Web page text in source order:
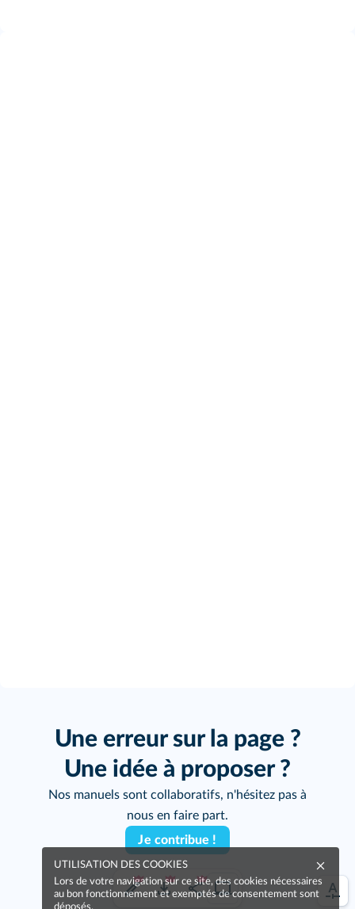
Une erreur sur la page ?
Une idée à proposer ?
Nos manuels sont collaboratifs, n'hésitez pas à
nous en faire part.
Je contribue !
UTILISATION DES COOKIES
Lors de votre navigation sur ce site, des cookies nécessaires
au bon fonctionnement et exemptés de consentement sont